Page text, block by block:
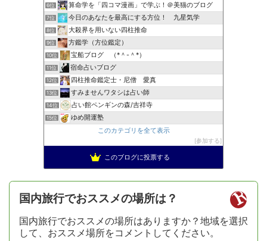
6位 算命学を「四コマ漫画」で学ぶ！＠美猫のブログ
7位 今日のあなたを最高にする方位！ 九星気学
8位 大殺界を用いない四柱推命
9位 方鑑学（方位鑑定）
10位 宝船ブログ （*＾-＾*）
11位 宿命占いブログ
12位 四柱推命鑑定士・尼僧 愛真
13位 すみませんワタシは占い師
14位 占い館ペンギンの森/吉祥寺
15位
ゆめ開運塾
このカテゴリを全て表示
参加する
このブログに投票する